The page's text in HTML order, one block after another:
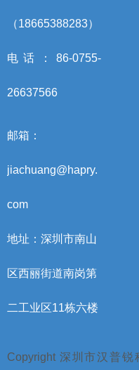
（18665388283）
电话：86-0755-
26637566
邮箱：
jiachuang@hapry.
com
地址：深圳市南山
区西丽街道南岗第
二工业区11栋六楼
Copyright 深圳市汉普